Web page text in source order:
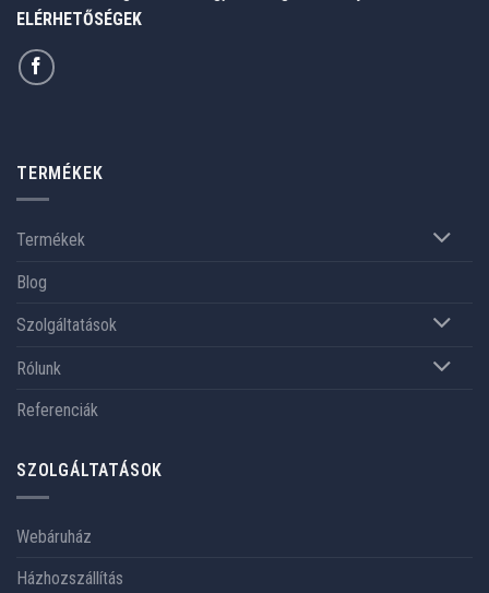
ELÉRHETŐSÉGEK
TERMÉKEK
Termékek
Blog
Szolgáltatások
Rólunk
Referenciák
SZOLGÁLTATÁSOK
Webáruház
Házhozszállítás